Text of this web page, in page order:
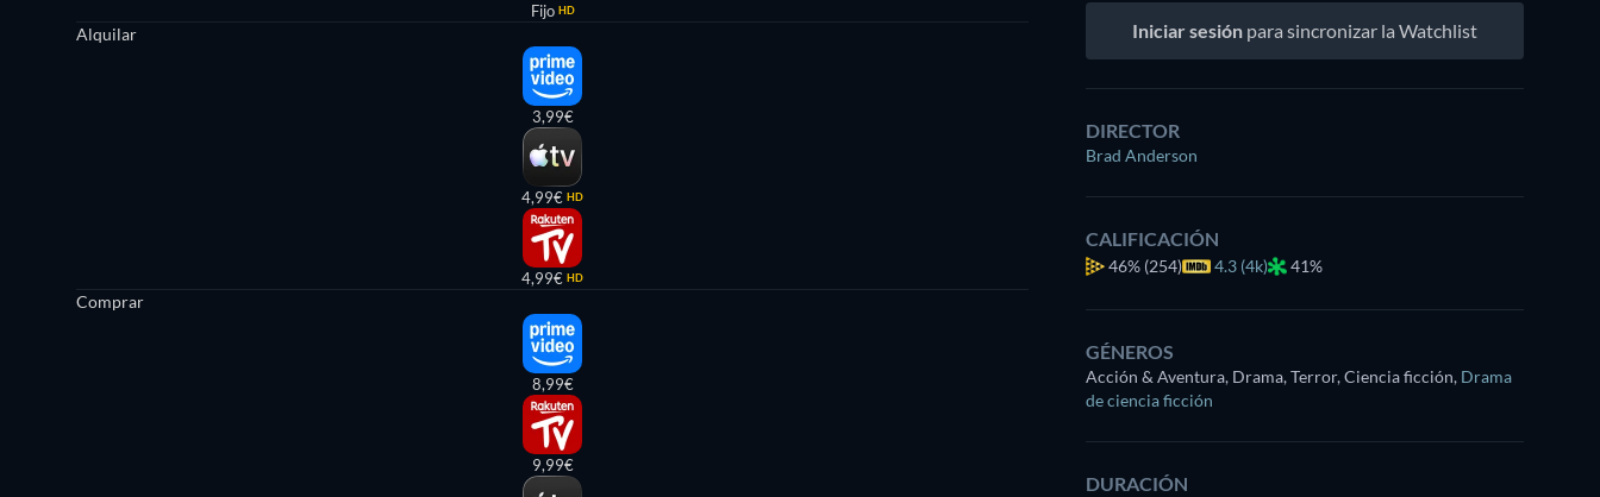
Fijo HD
Alquilar
3,99€
4,99€ HD
4,99€ HD
Comprar
8,99€
9,99€
Iniciar sesión para sincronizar la Watchlist
DIRECTOR
Brad Anderson
CALIFICACIÓN
46% (254) 4.3 (4k) 41%
GÉNEROS
Acción & Aventura, Drama, Terror, Ciencia ficción, Drama
de ciencia ficción
DURACIÓN